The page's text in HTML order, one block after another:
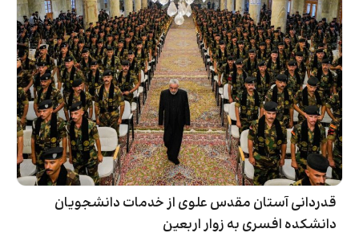
قدردانی آستان مقدس علوی از خدمات دانشجویان
دانشکده افسری به زوار اربعین